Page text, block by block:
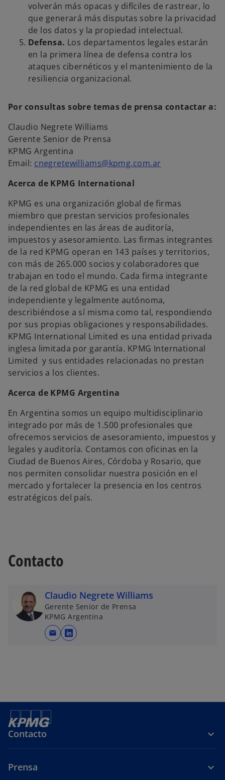
volverán más opacas y difíciles de rastrear, lo
que generará más disputas sobre la privacidad
de los datos y la propiedad intelectual.
Defensa. Los departamentos legales estarán
en la primera línea de defensa contra los
ataques cibernéticos y el mantenimiento de la
resiliencia organizacional.
Por consultas sobre temas de prensa contactar a:
Claudio Negrete Williams
Gerente Senior de Prensa
KPMG Argentina
Email: cnegretewilliams@kpmg.com.ar
Acerca de KPMG International
KPMG es una organización global de firmas
miembro que prestan servicios profesionales
independientes en las áreas de auditoría,
impuestos y asesoramiento. Las firmas integrantes
de la red KPMG operan en 143 países y territorios,
con más de 265.000 socios y colaboradores que
trabajan en todo el mundo. Cada firma integrante
de la red global de KPMG es una entidad
independiente y legalmente autónoma,
describiéndose a sí misma como tal, respondiendo
por sus propias obligaciones y responsabilidades.
KPMG International Limited es una entidad privada
inglesa limitada por garantía. KPMG International
Limited y sus entidades relacionadas no prestan
servicios a los clientes.
Acerca de KPMG Argentina
En Argentina somos un equipo multidisciplinario
integrado por más de 1.500 profesionales que
ofrecemos servicios de asesoramiento, impuestos y
legales y auditoría. Contamos con oficinas en la
Ciudad de Buenos Aires, Córdoba y Rosario, que
nos permiten consolidar nuestra posición en el
mercado y fortalecer la presencia en los centros
estratégicos del país.
Contacto
Claudio Negrete Williams
Gerente Senior de Prensa
KPMG Argentina
mail
s
n
Contacto
Prensa